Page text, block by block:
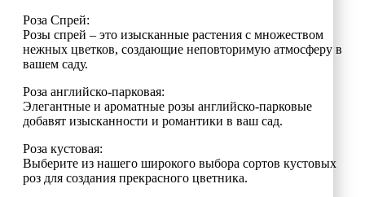
Роза Спрей:
Розы спрей – это изысканные растения с множеством
нежных цветков, создающие неповторимую атмосферу в
вашем саду.
Роза английско-парковая:
Элегантные и ароматные розы английско-парковые
добавят изысканности и романтики в ваш сад.
Роза кустовая:
Выберите из нашего широкого выбора сортов кустовых
роз для создания прекрасного цветника.